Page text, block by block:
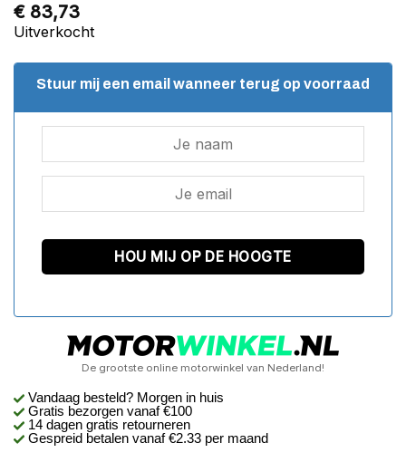
€ 83,73
Uitverkocht
Stuur mij een email wanneer terug op voorraad
De grootste online motorwinkel van Nederland!
Vandaag besteld? Morgen in huis
Gratis bezorgen vanaf €100
14 dagen gratis retourneren
Gespreid betalen vanaf €2.33 per maand